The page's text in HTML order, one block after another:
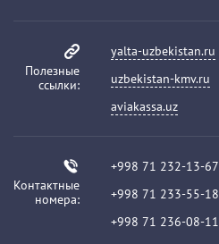
Полезные
ссылки:
yalta-uzbekistan.ru
uzbekistan-kmv.ru
aviakassa.uz
Контактные
номера:
+998 71 232-13-67
+998 71 233-55-18
+998 71 236-08-11